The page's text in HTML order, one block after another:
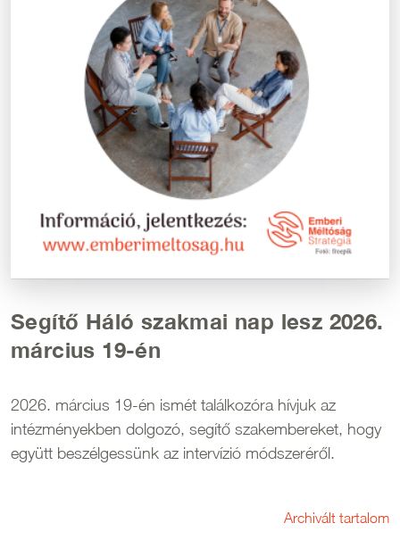
Segítő Háló szakmai nap lesz 2026.
március 19-én
2026. március 19-én ismét találkozóra hívjuk az
intézményekben dolgozó, segítő szakembereket, hogy
együtt beszélgessünk az intervízió módszeréről.
Archivált tartalom